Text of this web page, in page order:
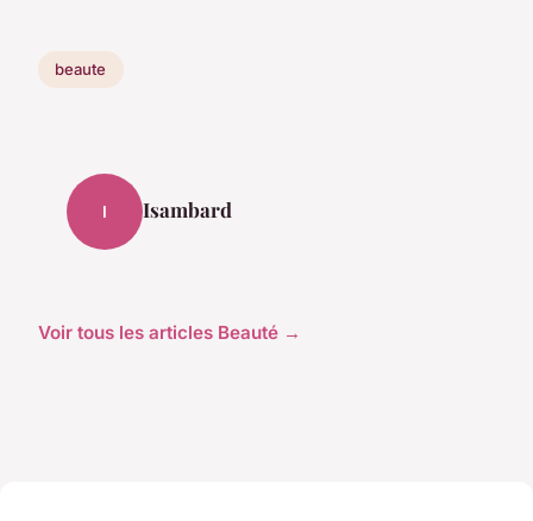
beaute
I Isambard
Voir tous les articles Beauté →